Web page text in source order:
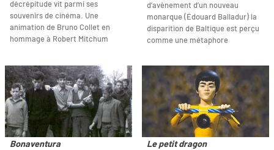
décrépitude vit parmi ses
souvenirs de cinéma. Une
animation de Bruno Collet en
hommage à Robert Mitchum
d’avènement d’un nouveau
monarque (Édouard Balladur) la
disparition de Baltique est perçu
comme une métaphore
Bonaventura
Le petit dragon